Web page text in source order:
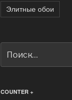
Элитные обои
COUNTER +